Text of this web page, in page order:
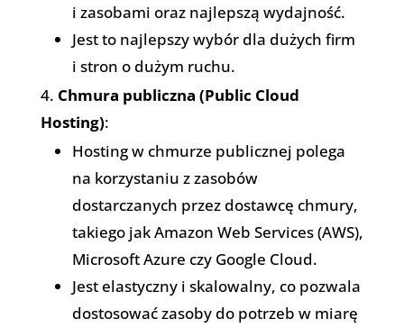
i zasobami oraz najlepszą wydajność.
Jest to najlepszy wybór dla dużych firm
i stron o dużym ruchu.
Chmura publiczna (Public Cloud
Hosting):
Hosting w chmurze publicznej polega
na korzystaniu z zasobów
dostarczanych przez dostawcę chmury,
takiego jak Amazon Web Services (AWS),
Microsoft Azure czy Google Cloud.
Jest elastyczny i skalowalny, co pozwala
dostosować zasoby do potrzeb w miarę